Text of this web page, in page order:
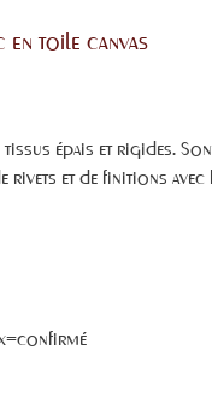
en toile canvas
tissus épais et rigides.
rivets et de finitions avec